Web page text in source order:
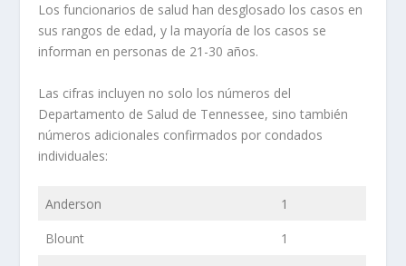
Los funcionarios de salud han desglosado los casos en
sus rangos de edad, y la mayoría de los casos se
informan en personas de 21-30 años.
Las cifras incluyen no solo los números del
Departamento de Salud de Tennessee, sino también
números adicionales confirmados por condados
individuales:
Anderson
1
Blount
1